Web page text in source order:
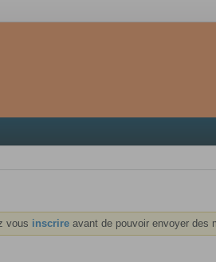
vous inscrire avant de pouvoir envoyer des